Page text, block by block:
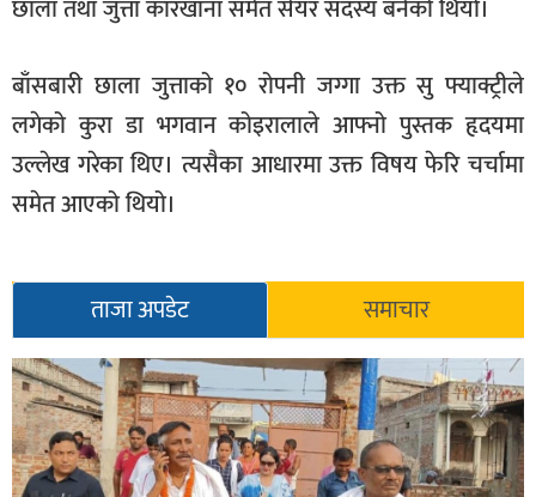
छाला तथा जुत्ता कारखाना समेत सेयर सदस्य बनेको थियो।
बाँसबारी छाला जुत्ताको १० रोपनी जग्गा उक्त सु फ्याक्ट्रीले
लगेको कुरा डा भगवान कोइरालाले आफ्नो पुस्तक हृदयमा
उल्लेख गरेका थिए। त्यसैका आधारमा उक्त विषय फेरि चर्चामा
समेत आएको थियो।
ताजा अपडेट समाचार